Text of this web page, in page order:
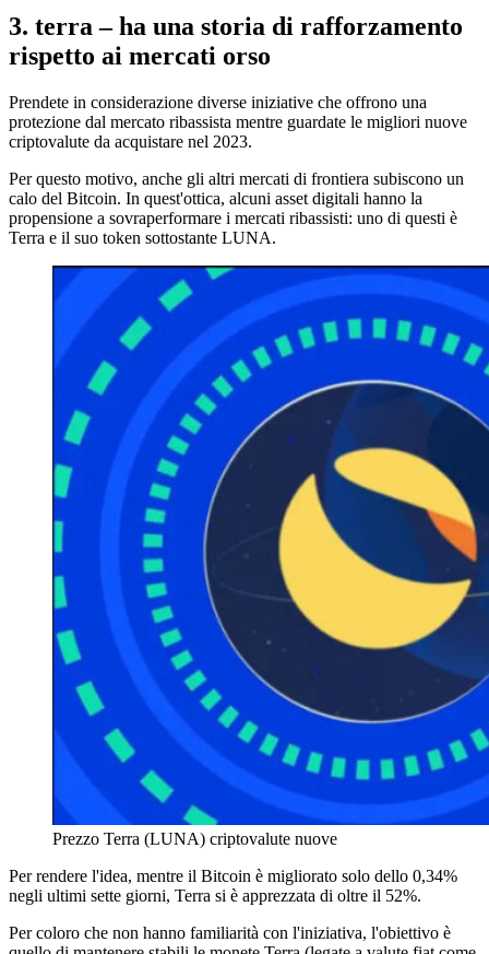
3. terra – ha una storia di rafforzamento
rispetto ai mercati orso
Prendete in considerazione diverse iniziative che offrono una
protezione dal mercato ribassista mentre guardate le migliori nuove
criptovalute da acquistare nel 2023.
Per questo motivo, anche gli altri mercati di frontiera subiscono un
calo del Bitcoin. In quest'ottica, alcuni asset digitali hanno la
propensione a sovraperformare i mercati ribassisti: uno di questi è
Terra e il suo token sottostante LUNA.
Prezzo Terra (LUNA) criptovalute nuove
Per rendere l'idea, mentre il Bitcoin è migliorato solo dello 0,34%
negli ultimi sette giorni, Terra si è apprezzata di oltre il 52%.
Per coloro che non hanno familiarità con l'iniziativa, l'obiettivo è